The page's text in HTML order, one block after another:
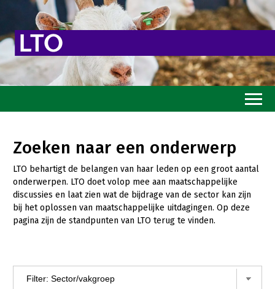
Toekomstvisie
Goed eten
Mooi groen
Sterk ondernemerschap
Zoeken naar een onderwerp
LTO behartigt de belangen van haar leden op een groot aantal
onderwerpen. LTO doet volop mee aan maatschappelijke
discussies en laat zien wat de bijdrage van de sector kan zijn
bij het oplossen van maatschappelijke uitdagingen. Op deze
pagina zijn de standpunten van LTO terug te vinden.